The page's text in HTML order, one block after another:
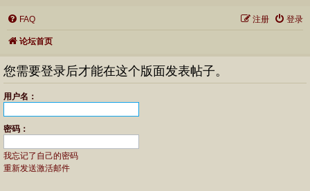
FAQ 登录
注册
论坛首页
您需要登录后才能在这个版面发表帖子。
用户名：
密码：
我忘记了自己的密码
重新发送激活邮件